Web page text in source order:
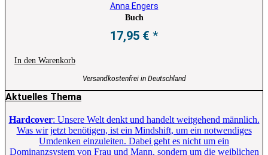
Anna Engers
Buch
17,95 €
In den Warenkorb
Versandkostenfrei in Deutschland
Aktuelles Thema
Hardcover: Unsere Welt denkt und handelt weitgehend männlich.
Was wir jetzt benötigen, ist ein Mindshift, um ein notwendiges
Umdenken einzuleiten. Dabei geht es nicht um ein
Dominanzsystem von Frau und Mann, sondern um die weiblichen